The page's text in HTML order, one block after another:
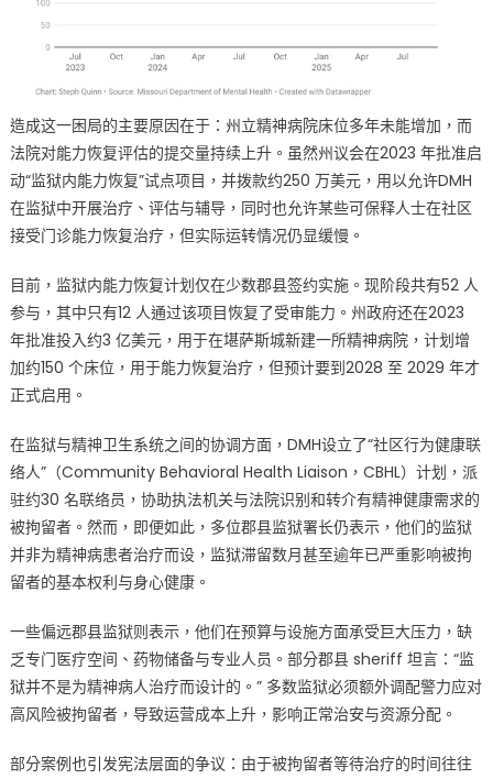
公
共
全
危
机〉
中
造成这一困局的主要原因在于：州立精神病院床位多年未能增加，而
法院对能力恢复评估的提交量持续上升。虽然州议会在2023 年批准启
动“监狱内能力恢复”试点项目，并拨款约250 万美元，用以允许DMH
在监狱中开展治疗、评估与辅导，同时也允许某些可保释人士在社区
接受门诊能力恢复治疗，但实际运转情况仍显缓慢。
目前，监狱内能力恢复计划仅在少数郡县签约实施。现阶段共有52 人
参与，其中只有12 人通过该项目恢复了受审能力。州政府还在2023
年批准投入约3 亿美元，用于在堪萨斯城新建一所精神病院，计划增
加约150 个床位，用于能力恢复治疗，但预计要到2028 至 2029 年才
正式启用。
在监狱与精神卫生系统之间的协调方面，DMH设立了“社区行为健康联
络人”（Community Behavioral Health Liaison，CBHL）计划，派
驻约30 名联络员，协助执法机关与法院识别和转介有精神健康需求的
被拘留者。然而，即便如此，多位郡县监狱署长仍表示，他们的监狱
并非为精神病患者治疗而设，监狱滞留数月甚至逾年已严重影响被拘
留者的基本权利与身心健康。
一些偏远郡县监狱则表示，他们在预算与设施方面承受巨大压力，缺
乏专门医疗空间、药物储备与专业人员。部分郡县 sheriff 坦言：“监
狱并不是为精神病人治疗而设计的。” 多数监狱必须额外调配警力应对
高风险被拘留者，导致运营成本上升，影响正常治安与资源分配。
部分案例也引发宪法层面的争议：由于被拘留者等待治疗的时间往往